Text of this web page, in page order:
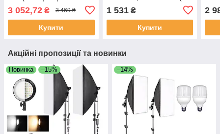
3 052,72 ₴ 3 469 ₴
Купити
1 531₴
Купити
2
Акційні пропозиції та новинки
Новинка –15% –14%